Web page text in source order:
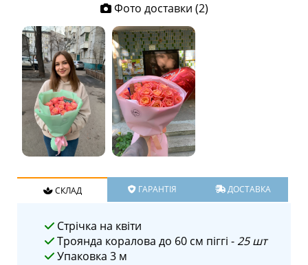
Фото доставки (2)
СКЛАД ГАРАНТІЯ ДОСТАВКА
Стрічка на квіти
Троянда коралова до 60 см піггі -25 шт
Упаковка 3 м